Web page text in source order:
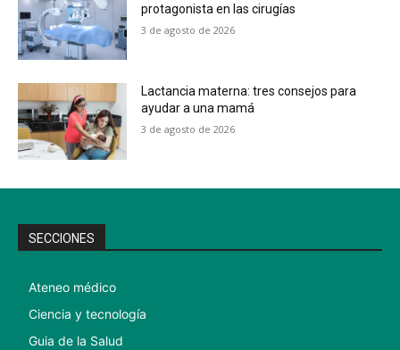
protagonista en las cirugías
3 de agosto de 2026
Lactancia materna: tres consejos para
ayudar a una mamá
3 de agosto de 2026
SECCIONES
Ateneo médico
Ciencia y tecnología
Guia de la Salud